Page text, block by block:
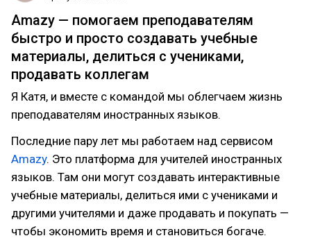
Amazy — помогаем преподавателям
быстро и просто создавать учебные
материалы, делиться с учениками,
продавать коллегам
Я Катя, и вместе с командой мы облегчаем жизнь
преподавателям иностранных языков.
Последние пару лет мы работаем над сервисом
Amazy. Это платформа для учителей иностранных
языков. Там они могут создавать интерактивные
учебные материалы, делиться ими с учениками и
другими учителями и даже продавать и покупать —
чтобы экономить время и становиться богаче.